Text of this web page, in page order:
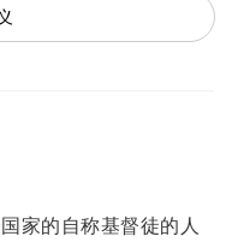
家的自称基督徒的人